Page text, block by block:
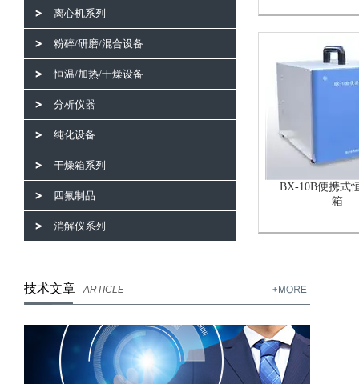
离心机系列
粉碎/研磨/混合设备
恒温/加热/干燥设备
分析仪器
纯化设备
干燥箱系列
四氟制品
消解仪系列
BX-10B便携式
箱
技术文章 ARTICLE